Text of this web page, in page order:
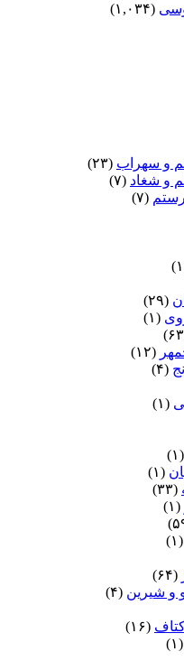
(۱,۰۳۴)
و سهراب (۲۳)
و شغاد (۷)
(۷)
(۲۹)
(۱)
(۱۲)
(۴)
(۱)
(۱)
(۱)
(۳۳)
(۱)
(۱)
(۶۴)
و شیرین (۴)
(۱۶)
(۱)